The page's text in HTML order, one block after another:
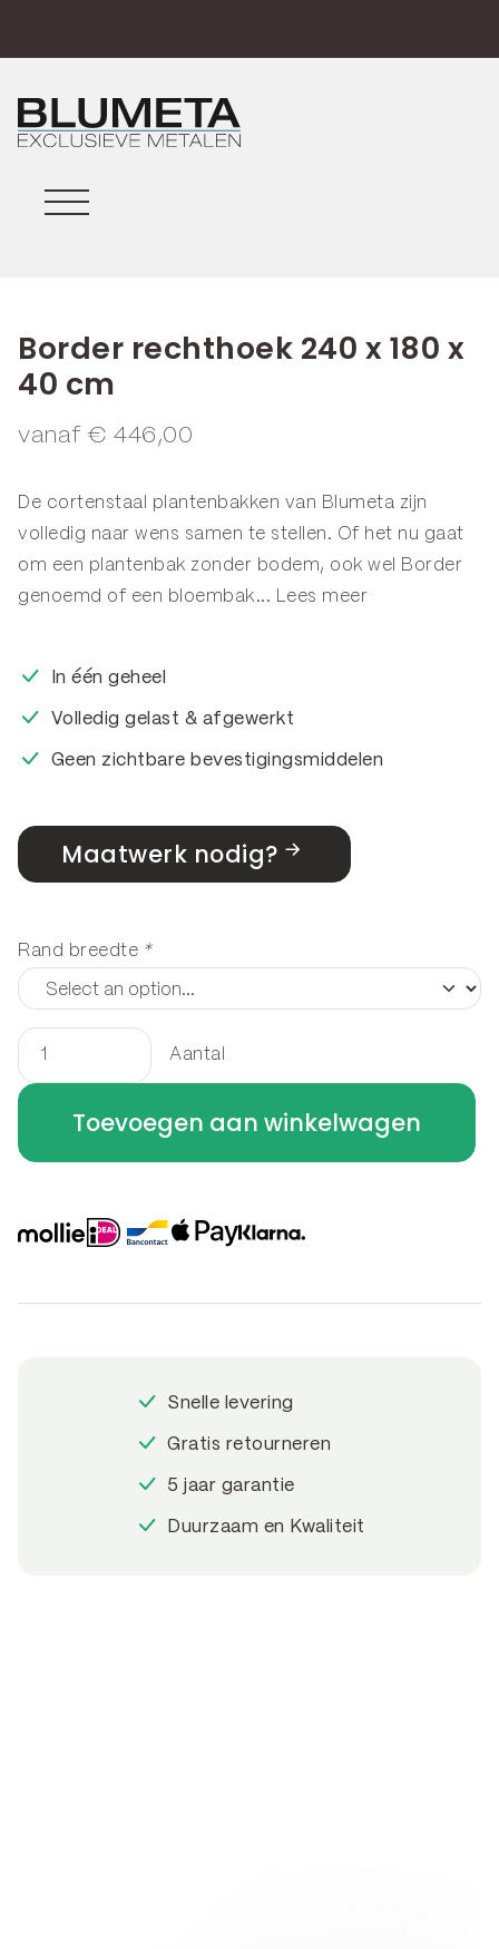
Border rechthoek 240 x 180 x
40 cm
vanaf € 446,00
De cortenstaal plantenbakken van Blumeta zijn
volledig naar wens samen te stellen. Of het nu gaat
om een plantenbak zonder bodem, ook wel
Border
genoemd of een bloembak ... Lees meer
In één geheel
Volledig gelast & afgewerkt
Geen zichtbare bevestigingsmiddelen
Maatwerk nodig?
Rand breedte *
Border
rechthoek
x
x
Aantal
Toevoegen aan winkelwagen
Snelle levering
Gratis retourneren
5 jaar garantie
Duurzaam en Kwaliteit